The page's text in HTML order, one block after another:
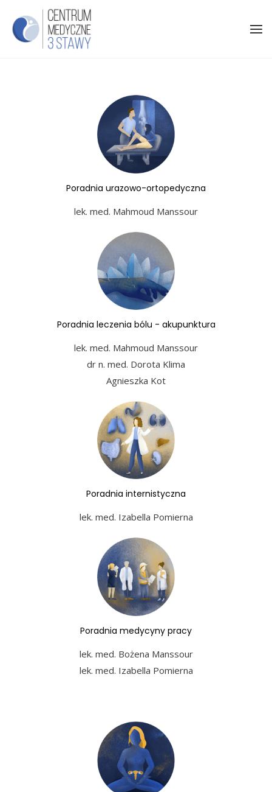
Poradnia urazowo-ortopedyczna
lek. med. Mahmoud Manssour
Poradnia leczenia bólu - akupunktura
lek. med. Mahmoud Manssour
dr n. med. Dorota Klima
Agnieszka Kot
Poradnia internistyczna
lek. med. Izabella Pomierna
Poradnia medycyny pracy
lek. med. Bożena Manssour
lek. med. Izabella Pomierna​